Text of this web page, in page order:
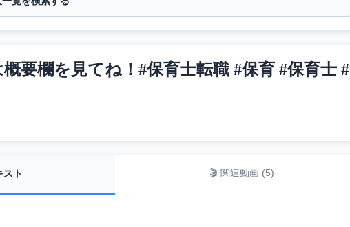
要欄を見てね！#保育士転職 #保育 #保育士 #
スト 🎬 関連動画 (5)